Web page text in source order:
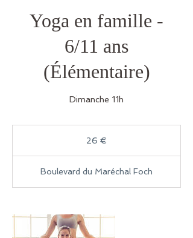
Yoga en famille -
6/11 ans
(Élémentaire)
Dimanche 11h
26 €
Boulevard du Maréchal Foch